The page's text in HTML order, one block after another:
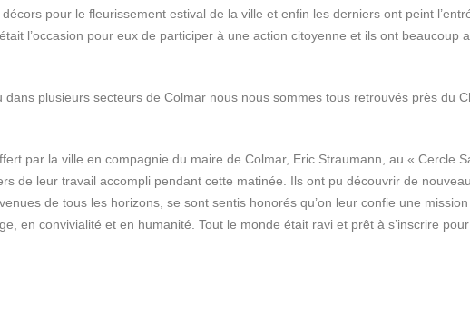
pour le fleurissement estival de la ville et enfin les derniers ont peint
l’occasion pour eux de participer à une action citoyenne et ils ont beaucoup
plusieurs secteurs de Colmar nous nous sommes tous retrouvés près du
par la ville en compagnie du maire de Colmar, Eric Straumann, au « Cercle
de leur travail accompli pendant cette matinée. Ils ont pu découvrir de
de tous les horizons, se sont sentis honorés qu’on leur confie une
en convivialité et en humanité. Tout le monde était ravi et prêt à s’inscrire